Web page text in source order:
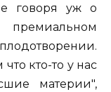
говоря уж о
кто-то у нас
материи",